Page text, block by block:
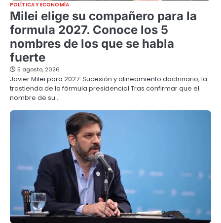
POLÍTICA Y ECONOMÍA
Milei elige su compañero para la
formula 2027. Conoce los 5
nombres de los que se habla
fuerte
5 agosto, 2026
Javier Milei para 2027: Sucesión y alineamiento doctrinario, la
trastienda de la fórmula presidencial Tras confirmar que el
nombre de su…